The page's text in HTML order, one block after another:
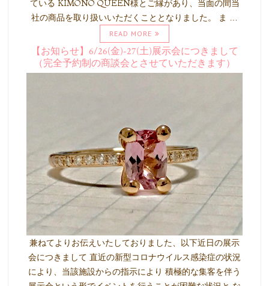
ている KIMONO QUEEN様とご縁があり、当面の間当
社の商品を取り扱いいただくこととなりました。 ま …
READ MORE
【お知らせ】6/26(金)-27(土)展示会につきまして
（完全予約制の商談会とさせていただきます）
兼ねてよりお伝えいたしておりました、以下近日の展示
会につきまして 直近の新型コロナウイルス感染症の状況
により、当該施設からの指示により 積極的な集客を伴う